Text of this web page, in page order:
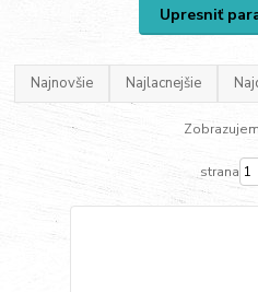
Upresniť
Najnovšie Najlacnejšie
strana